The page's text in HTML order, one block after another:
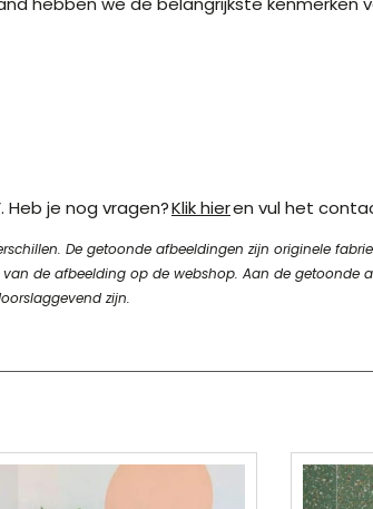
Heb je nog vragen?Klik hieren vul het
De getoonde afbeeldingen zijn originele
de afbeelding op de webshop. Aan de
zijn.